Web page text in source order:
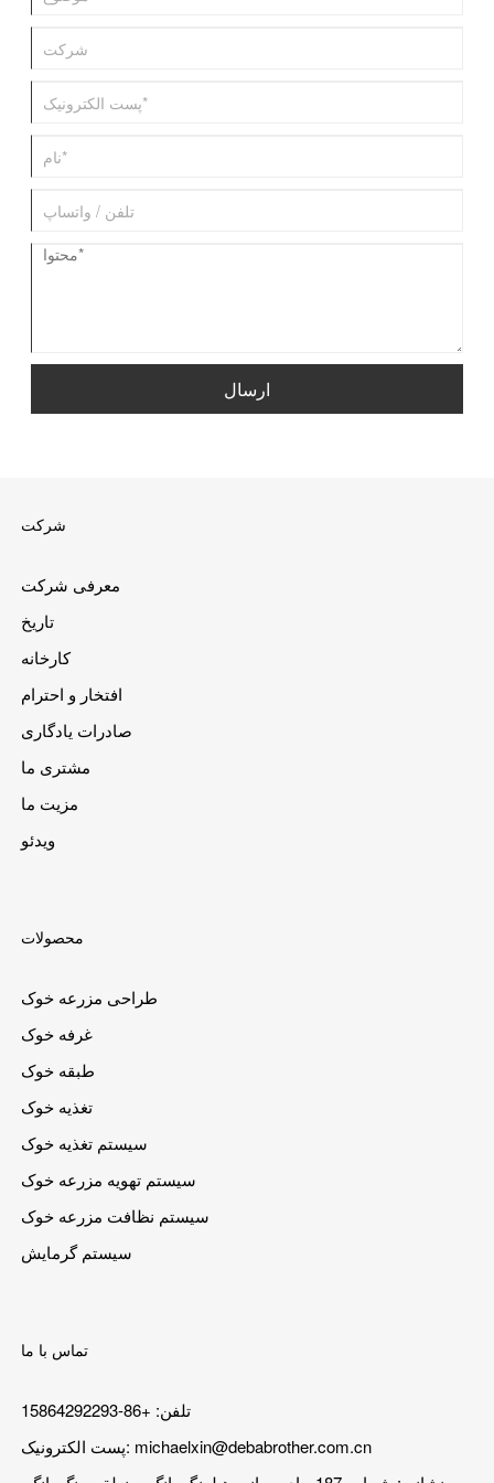
ارسال
شرکت
معرفی شرکت
تاریخ
کارخانه
افتخار و احترام
صادرات یادگاری
مشتری ما
مزیت ما
ویدئو
محصولات
طراحی مزرعه خوک
غرفه خوک
طبقه خوک
تغذیه خوک
سیستم تغذیه خوک
سیستم تهویه مزرعه خوک
سیستم نظافت مزرعه خوک
سیستم گرمایش
تماس با ما
تلفن: +86-15864292293
پست الکترونیک: michaelxin@debabrother.com.cn